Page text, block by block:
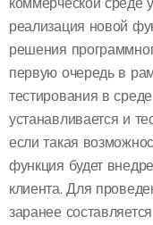
реализация новой
решения
первую очередь в
тестирования в
устанавливается и
если такая
функция будет
клиента. Для
заранее